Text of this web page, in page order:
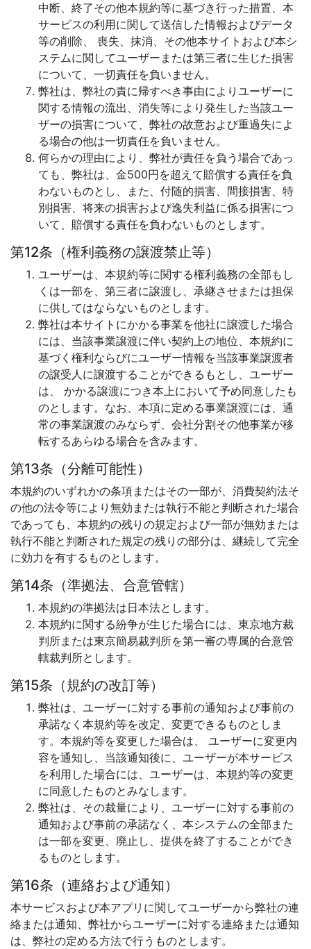
中断、終了その他本規約等に基づき行った措置、本
サービスの利用に関して送信した情報およびデータ
等の削除、 喪失、抹消、その他本サイトおよび本シ
ステムに関してユーザーまたは第三者に生じた損害
について、一切責任を負いません。
弊社は、弊社の責に帰すべき事由によりユーザーに
関する情報の流出、消失等により発生した当該ユー
ザーの損害について、弊社の故意および重過失によ
る場合の他は一切責任を負いません。
何らかの理由により、弊社が責任を負う場合であっ
ても、弊社は、金500円を超えて賠償する責任を負
わないものとし、また、付随的損害、間接損害、特
別損害、将来の損害および逸失利益に係る損害につ
いて、賠償する責任を負わないものとします。
第12条（権利義務の譲渡禁止等）
ユーザーは、本規約等に関する権利義務の全部もし
くは一部を、第三者に譲渡し、承継させまたは担保
に供してはならないものとします。
弊社は本サイトにかかる事業を他社に譲渡した場合
には、当該事業譲渡に伴い契約上の地位、本規約に
基づく権利ならびにユーザー情報を当該事業譲渡者
の譲受人に譲渡することができるもとし、ユーザー
は、 かかる譲渡につき本上において予め同意したも
のとします。なお、本項に定める事業譲渡には、通
常の事業譲渡のみならず、会社分割その他事業が移
転するあらゆる場合を含みます。
第13条（分離可能性）
本規約のいずれかの条項またはその一部が、消費契約法そ
の他の法令等により無効または執行不能と判断された場合
であっても、本規約の残りの規定および一部が無効または
執行不能と判断された規定の残りの部分は、継続して完全
に効力を有するものとします。
第14条（準拠法、合意管轄）
本規約の準拠法は日本法とします。
本規約に関する紛争が生じた場合には、東京地方裁
判所または東京簡易裁判所を第一審の専属的合意管
轄裁判所とします。
第15条（規約の改訂等）
弊社は、ユーザーに対する事前の通知および事前の
承諾なく本規約等を改定、変更できるものとしま
す。本規約等を変更した場合は、 ユーザーに変更内
容を通知し、当該通知後に、ユーザーが本サービス
を利用した場合には、ユーザーは、本規約等の変更
に同意したものとみなします。
弊社は、その裁量により、ユーザーに対する事前の
通知および事前の承諾なく、本システムの全部また
は一部を変更、廃止し、提供を終了することができ
るものとします。
第16条（連絡および通知）
本サービスおよび本アプリに関してユーザーから弊社の連
絡または通知、弊社からユーザーに対する連絡または通知
は、弊社の定める方法で行うものとします。